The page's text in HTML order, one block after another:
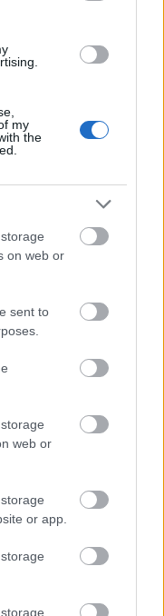
my
the
on web or
sent to
web or
or app.
veszítettük
hazája,
az
ülésüket
a
a sebesült
a közleményben.
is, hogy
oldalakon, hogy
többen
"mint cigány
a társadalom
is
továbbá a
a tragikus
maguk és pártjuk
függetlenül,
a gyilkosoktól
- olvasható az